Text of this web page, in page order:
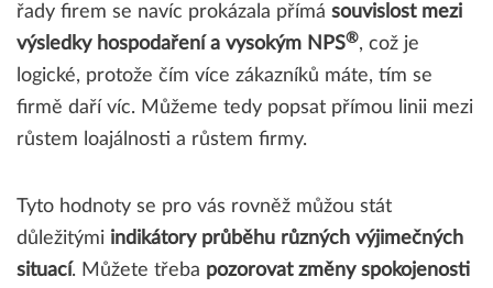
řady firem se navíc prokázala přímá souvislost mezi
výsledky hospodaření a vysokým NPS®, což je
logické, protože čím více zákazníků máte, tím se
firmě daří víc. Můžeme tedy popsat přímou linii mezi
růstem loajálnosti a růstem firmy.
Tyto hodnoty se pro vás rovněž můžou stát
důležitými indikátory průběhu různých výjimečných
situací. Můžete třeba pozorovat změny spokojenosti